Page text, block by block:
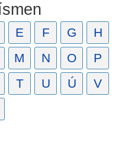
E F G
H
M N O
P
T U Ú
V